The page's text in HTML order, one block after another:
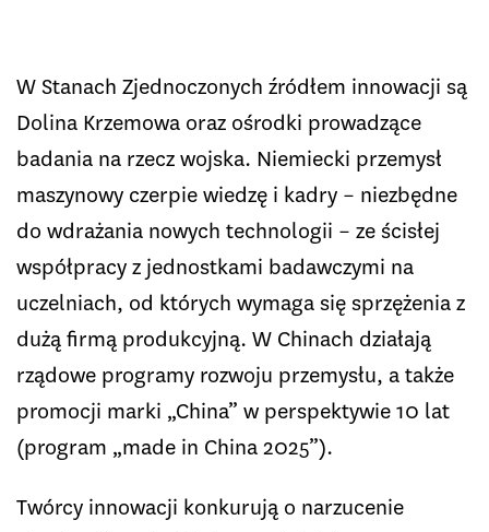
W Stanach Zjednoczonych źródłem innowacji są
Dolina Krzemowa oraz ośrodki prowadzące
badania na rzecz wojska. Niemiecki przemysł
maszynowy czerpie wiedzę i kadry – niezbędne
do wdrażania nowych technologii – ze ścisłej
współpracy z jednostkami badawczymi na
uczelniach, od których wymaga się sprzężenia z
dużą firmą produkcyjną. W Chinach działają
rządowe programy rozwoju przemysłu, a także
promocji marki „China” w perspektywie 10 lat
(program „made in China 2025”).
Twórcy innowacji konkurują o narzucenie